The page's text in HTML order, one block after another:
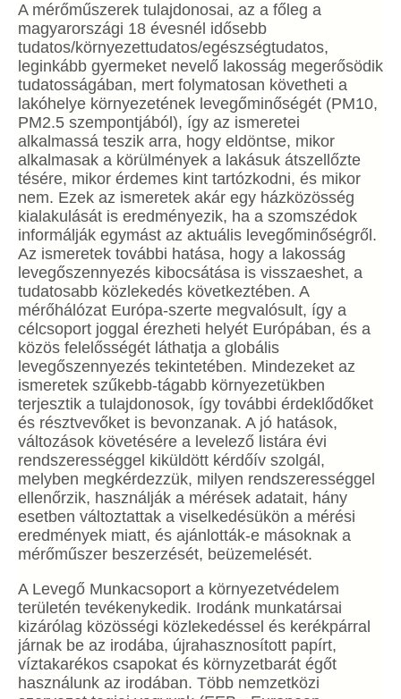
A mérőműszerek tulajdonosai, az a főleg a
magyarországi 18 évesnél idősebb
tudatos/környezettudatos/egészségtudatos,
leginkább gyermeket nevelő lakosság megerősödik
tudatosságában, mert folymatosan követheti a
lakóhelye környezetének levegőminőségét (PM10,
PM2.5 szempontjából), így az ismeretei
alkalmassá teszik arra, hogy eldöntse, mikor
alkalmasak a körülmények a lakásuk átszellőzte
tésére, mikor érdemes kint tartózkodni, és mikor
nem. Ezek az ismeretek akár egy házközösség
kialakulását is eredményezik, ha a szomszédok
informálják egymást az aktuális levegőminőségről.
Az ismeretek további hatása, hogy a lakosság
levegőszennyezés kibocsátása is visszaeshet, a
tudatosabb közlekedés következtében. A
mérőhálózat Európa-szerte megvalósult, így a
célcsoport joggal érezheti helyét Európában, és a
közös felelősségét láthatja a globális
levegőszennyezés tekintetében. Mindezeket az
ismeretek szűkebb-tágabb környezetükben
terjesztik a tulajdonosok, így további érdeklődőket
és résztvevőket is bevonzanak. A jó hatások,
változások követésére a levelező listára évi
rendszerességgel kiküldött kérdőív szolgál,
melyben megkérdezzük, milyen rendszerességgel
ellenőrzik, használják a mérések adatait, hány
esetben változtattak a viselkedésükön a mérési
eredmények miatt, és ajánlották-e másoknak a
mérőműszer beszerzését, beüzemelését.
A Levegő Munkacsoport a környezetvédelem
területén tevékenykedik. Irodánk munkatársai
kizárólag közösségi közlekedéssel és kerékpárral
járnak be az irodába, újrahasznosított papírt,
víztakarékos csapokat és környzetbarát égőt
használunk az irodában. Több nemzetközi